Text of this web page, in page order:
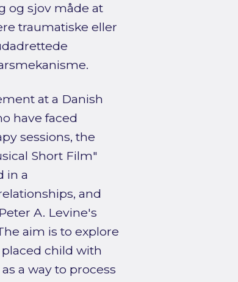
og sjov måde at
traumatiske eller
at a Danish
have faced
sessions, the
Short Film"
in a
and
A. Levine's
aim is to explore
child with
a way to process